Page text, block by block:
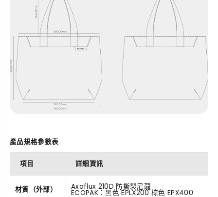
產品規格參數表
項目 詳細資訊
材質（外部） Axoflux 210D 防撕裂尼龍
ECOPAK：黑色 EPLX200 棕色 EPX400